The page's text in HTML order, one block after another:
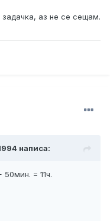
аз не се сещам.
написа:
50мин. = 11ч.